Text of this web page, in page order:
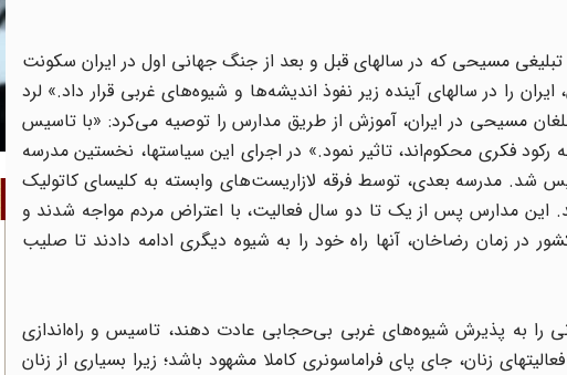
تبلیغی‌ مسیحی که‌ در سالهای‌ قبل‌ و بعد از جنگ‌ جهانی‌ اول‌ در ایران‌ سکونت‌
را در سالهای‌ آینده‌ زیر نفوذ اندیشه‌ها و شیوه‌های‌ غربی‌ قرار داد.» لرد
مسیحی در ایران‌، آموزش‌ از طریق‌ مدارس‌ را توصیه‌ می‌کرد: «با تاسیس‌
فکری‌ محکوم‌اند، تاثیر نمود.» در اجرای‌ این‌ سیاستها، نخستین‌ مدرسه‌
شد. مدرسه‌ بعدی، توسط‌ فرقه‌ لازاریست‌های‌ وابسته‌ به‌ کلیسای‌ کاتولیک‌
این‌ مدارس‌ پس‌ از یک‌ تا دو سال‌ فعالیت، با اعتراض‌ مردم‌ مواجه‌ شدند و
در زمان‌ رضاخان، آنها راه‌ خود را به‌ شیوه‌ دیگری‌ ادامه‌ دادند تا صلیب‌
را به‌ پذیرش‌ شیوه‌های‌ غربی‌ بی‌حجابی‌ عادت‌ دهند، تاسیس‌ و راه‌اندازی‌
زنان، جای‌ پای‌ فراماسونری‌ کاملا مشهود باشد؛ زیرا بسیاری‌ از زنان‌